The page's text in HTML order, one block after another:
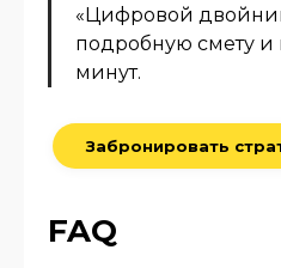
«Цифровой
подробную смету и
минут.
Забронировать
FAQ